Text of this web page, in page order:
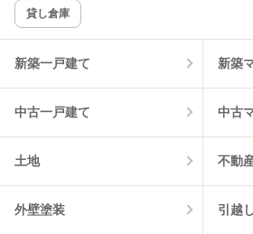
該当件数:
18
貸し倉庫
新築一戸建て 新築
中古一戸建て 中古
土地 不動
外壁塗装 引越